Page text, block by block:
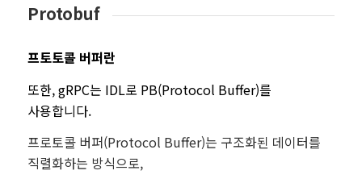
Protobuf
프토토콜 버퍼란
또한, gRPC는 IDL로 PB(Protocol Buffer)를
사용합니다.
프로토콜 버퍼(Protocol Buffer)는 구조화된 데이터를
직렬화하는 방식으로,